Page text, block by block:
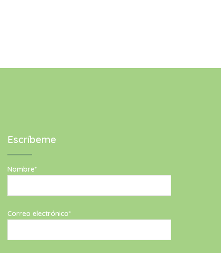
Escríbeme
Nombre*
Correo electrónico*